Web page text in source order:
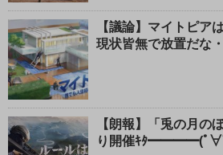
【議論】マイトピア
現状皆無で放置だな
【朗報】「兎の月の
り開催ｷﾀ━━━━(